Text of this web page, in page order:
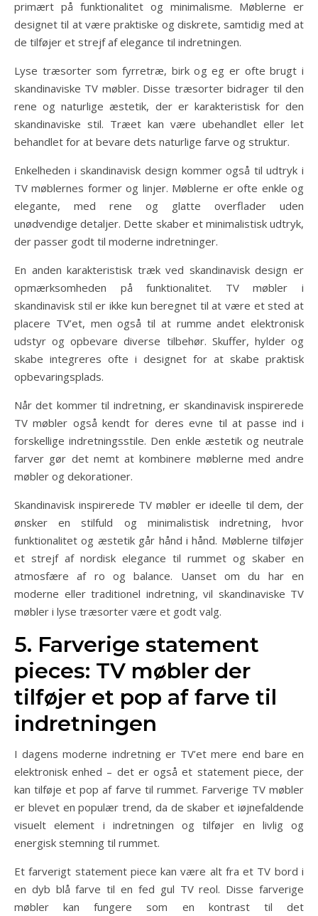
primært på funktionalitet og minimalisme. Møblerne er
designet til at være praktiske og diskrete, samtidig med at
de tilføjer et strejf af elegance til indretningen.
Lyse træsorter som fyrretræ, birk og eg er ofte brugt i
skandinaviske TV møbler. Disse træsorter bidrager til den
rene og naturlige æstetik, der er karakteristisk for den
skandinaviske stil. Træet kan være ubehandlet eller let
behandlet for at bevare dets naturlige farve og struktur.
Enkelheden i skandinavisk design kommer også til udtryk i
TV møblernes former og linjer. Møblerne er ofte enkle og
elegante, med rene og glatte overflader uden
unødvendige detaljer. Dette skaber et minimalistisk udtryk,
der passer godt til moderne indretninger.
En anden karakteristisk træk ved skandinavisk design er
opmærksomheden på funktionalitet. TV møbler i
skandinavisk stil er ikke kun beregnet til at være et sted at
placere TV’et, men også til at rumme andet elektronisk
udstyr og opbevare diverse tilbehør. Skuffer, hylder og
skabe integreres ofte i designet for at skabe praktisk
opbevaringsplads.
Når det kommer til indretning, er skandinavisk inspirerede
TV møbler også kendt for deres evne til at passe ind i
forskellige indretningsstile. Den enkle æstetik og neutrale
farver gør det nemt at kombinere møblerne med andre
møbler og dekorationer.
Skandinavisk inspirerede TV møbler er ideelle til dem, der
ønsker en stilfuld og minimalistisk indretning, hvor
funktionalitet og æstetik går hånd i hånd. Møblerne tilføjer
et strejf af nordisk elegance til rummet og skaber en
atmosfære af ro og balance. Uanset om du har en
moderne eller traditionel indretning, vil skandinaviske TV
møbler i lyse træsorter være et godt valg.
5. Farverige statement
pieces: TV møbler der
tilføjer et pop af farve til
indretningen
I dagens moderne indretning er TV’et mere end bare en
elektronisk enhed – det er også et statement piece, der
kan tilføje et pop af farve til rummet. Farverige TV møbler
er blevet en populær trend, da de skaber et iøjnefaldende
visuelt element i indretningen og tilføjer en livlig og
energisk stemning til rummet.
Et farverigt statement piece kan være alt fra et TV bord i
en dyb blå farve til en fed gul TV reol. Disse farverige
møbler kan fungere som en kontrast til det